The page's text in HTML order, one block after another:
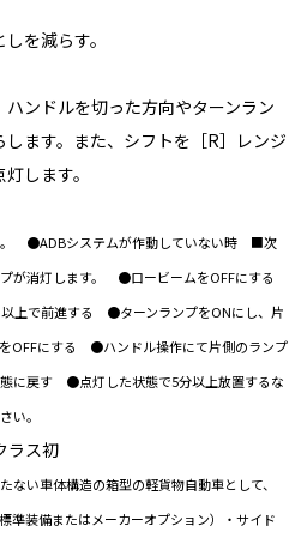
を減らす。
ンドルを切った方向やターンラン
ます。また、シフトを［R］レンジ
します。
。 ●ADBシステムが作動していない時 ■次
が消灯します。 ●ロービームをOFFにする
上で前進する ●ターンランプをONにし、片
OFFにする ●ハンドル操作にて片側のランプ
に戻す ●点灯した状態で5分以上放置するな
い。
ラス初
い車体構造の箱型の軽貨物自動車として、
準装備またはメーカーオプション）・サイド